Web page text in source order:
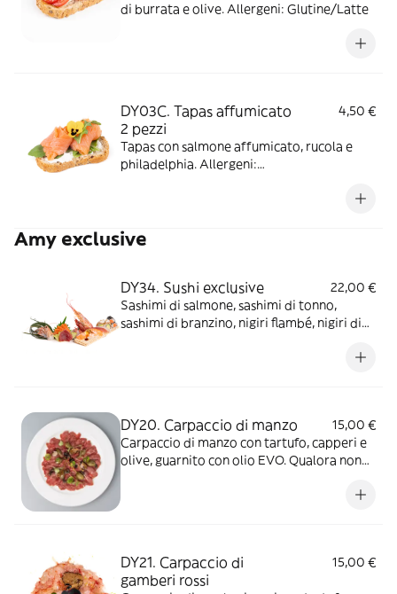
di burrata e olive. Allergeni: Glutine/Latte
DY03C. Tapas affumicato
2 pezzi
4,50 €
Tapas con salmone affumicato, rucola e
philadelphia. Allergeni:
Amy exclusive
DY34. Sushi exclusive
22,00 €
Sashimi di salmone, sashimi di tonno,
sashimi di branzino, nigiri flambé, nigiri di
DY20. Carpaccio di manzo
15,00 €
Carpaccio di manzo con tartufo, capperi e
olive, guarnito con olio EVO. Qualora non
DY21. Carpaccio di
gamberi rossi
15,00 €